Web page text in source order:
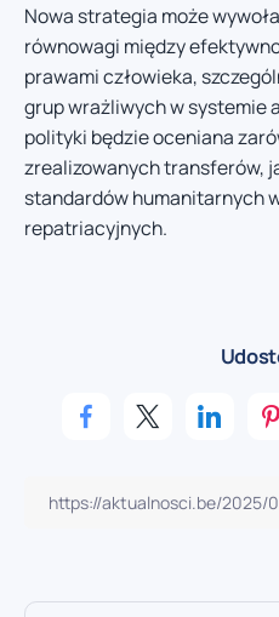
Nowa strategia może
równowagi między
prawami człowieka,
grup wrażliwych w systemie
polityki będzie oceniana
zrealizowanych transferów,
standardów humanitarnych
repatriacyjnych.